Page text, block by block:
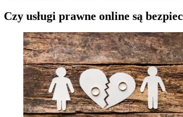
Czy usługi prawne online są